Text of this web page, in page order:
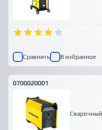
Сравнить В избранное
0700020001